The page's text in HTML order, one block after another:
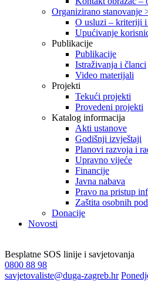
Organizirano stanovanje
O usluzi – kriteriji
Upućivanje
Publikacije
Publikacije
Istraživanja i članci
Video materijali
Projekti
Tekući projekti
Provedeni projekti
Katalog informacija
Akti ustanove
Godišnji izvještaji
Planovi razvoja i
Upravno vijeće
Financije
Javna nabava
Pravo na pristup
Zaštita osobnih
Donacije
Novosti
Besplatne SOS linije i savjetovanja
0800 88 98
savjetovaliste@duga-zagreb.hr